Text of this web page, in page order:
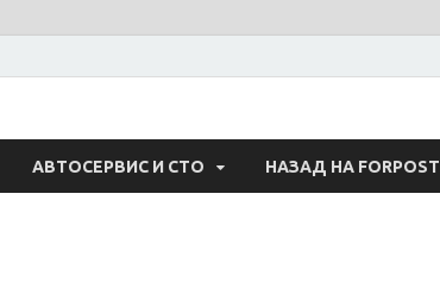
АВТОСЕРВИС И СТО НАЗАД НА FORPOST